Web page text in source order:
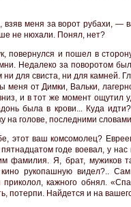
меня за ворот рубахи, —
не нюхали. Понял, нет?
повернулся и пошел в
Недалеко за поворотом
ни для свиста, ни для камней.
меня от Димки, Вальки,
и в тот же момент ощутил
была в крови... Куда
голове, последними
этот ваш комсомолец?
годе воевал, у
фамилия. Я, брат, мужиков
рукопашную видел?.. Сам
приколол, кажного обнял.
потерпи. Найдется и на